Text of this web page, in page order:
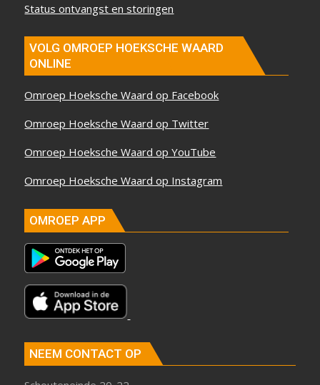
Status ontvangst en storingen
VOLG OMROEP HOEKSCHE WAARD
ONLINE
Omroep Hoeksche Waard op Facebook
Omroep Hoeksche Waard op Twitter
Omroep Hoeksche Waard op YouTube
Omroep Hoeksche Waard op Instagram
OMROEP APP
NEEM CONTACT OP